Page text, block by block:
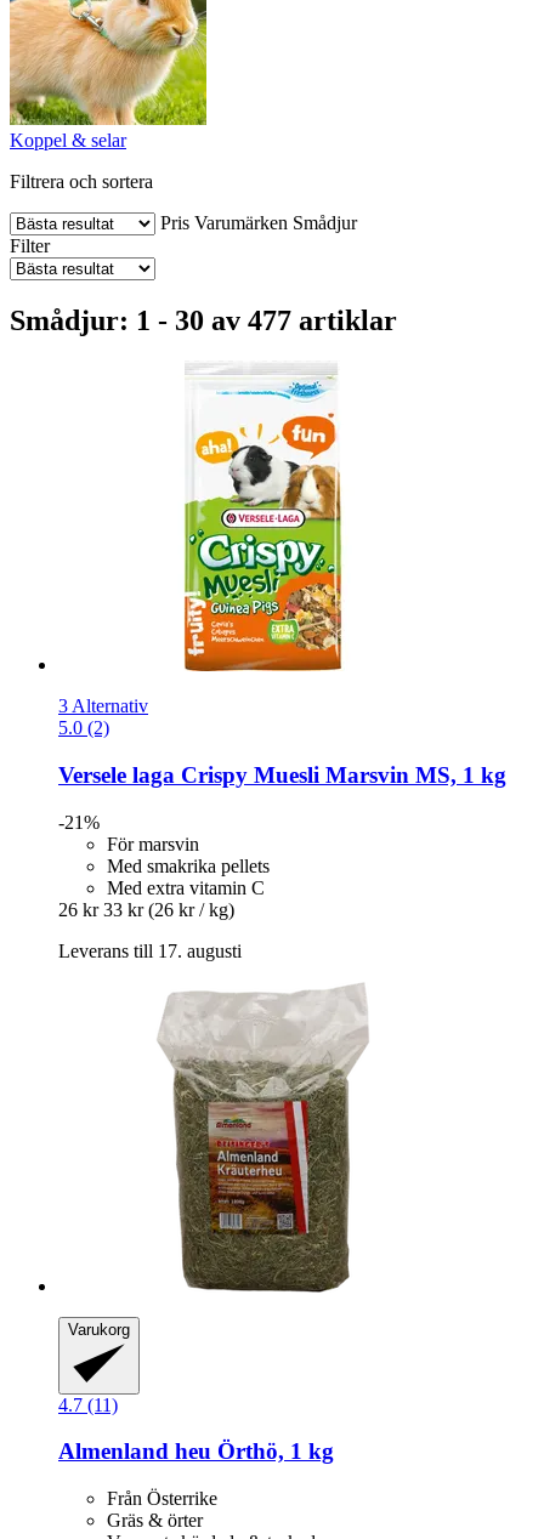
Koppel & selar
Filtrera och sortera
Pris Varumärken Smådjur
Filter
Smådjur: 1 - 30 av 477 artiklar
3 Alternativ
5.0 (2)
Versele laga Crispy Muesli Marsvin MS, 1 kg
-21%
För marsvin
Med smakrika pellets
Med extra vitamin C
26 kr 33 kr (26 kr / kg)
Leverans till 17. augusti
Varukorg
4.7 (11)
Almenland heu Örthö, 1 kg
Från Österrike
Gräs & örter